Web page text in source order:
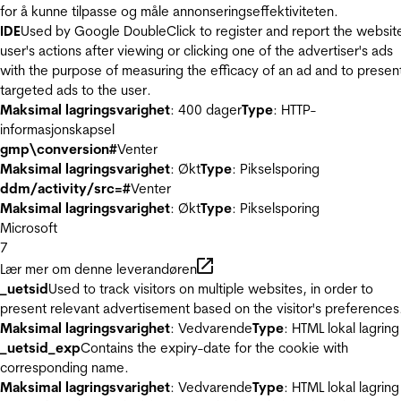
for å kunne tilpasse og måle annonseringseffektiviteten.
IDEUsed by Google DoubleClick to register and report the
user's actions after viewing or clicking one of the advertiser's ads
with the purpose of measuring the efficacy of an ad and to
targeted ads to the user.
Maksimal lagringsvarighet: 400 dagerType: HTTP-
informasjonskapsel
gmp\conversion#Venter
Maksimal lagringsvarighet: ØktType: Pikselsporing
ddm/activity/src=#Venter
Maksimal lagringsvarighet: ØktType: Pikselsporing
Microsoft
7
Lær mer om denne leverandøren
_uetsidUsed to track visitors on multiple websites, in order to
present relevant advertisement based on the visitor's
Maksimal lagringsvarighet: VedvarendeType: HTML lokal lagring
_uetsid_expContains the expiry-date for the cookie with
corresponding name.
Maksimal lagringsvarighet: VedvarendeType: HTML lokal lagring